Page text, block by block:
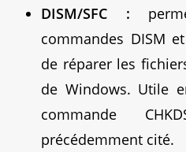
DISM/SFC :
commandes DISM
de réparer les
de Windows. Utile
commande
précédemment cité.